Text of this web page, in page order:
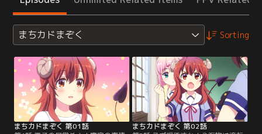
まちカドまぞく Sorting
まちカドまぞく 第01話
まちカドまぞく 第02話